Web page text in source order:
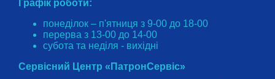
Графік роботи:
понеділок – п'ятниця з 9-00 до 18-00
перерва з 13-00 до 14-00
субота та неділя - вихідні
Сервісний Центр «ПатронСервіс»